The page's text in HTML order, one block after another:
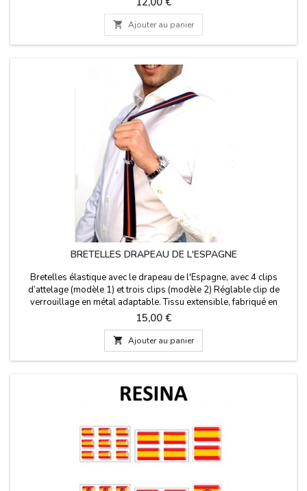
 Ajouter au panier
BRETELLES DRAPEAU DE L'ESPAGNE
Bretelles élastique avec le drapeau de l'Espagne, avec 4 clips
d’attelage (modèle 1) et trois clips (modèle 2) Réglable clip de
verrouillage en métal adaptable. Tissu extensible, fabriqué en
Espagne. Bleu marine avec le drapeau de l'Espagne dans le
milieu.Mesure: 35 mm de large
Prix
15,00 €
 Ajouter au panier